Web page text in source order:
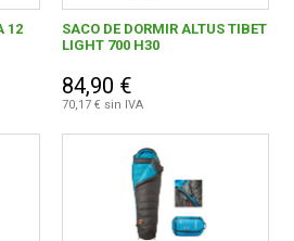
12
SACO DE DORMIR ALTUS TIBET
LIGHT 700 H30
84,90 €
70,17 € sin IVA